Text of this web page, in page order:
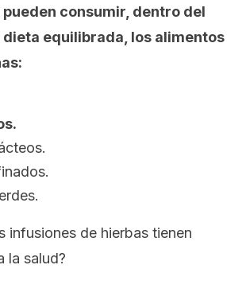
pueden consumir, dentro del
dieta equilibrada, los alimentos
infusiones de hierbas tienen
la salud?